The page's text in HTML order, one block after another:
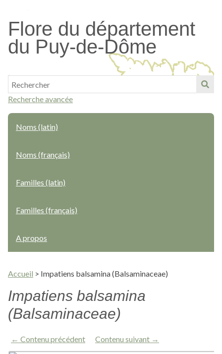
contenu
principal
Flore du département
du Puy-de-Dôme
Recherche avancée
Noms (latin)
Noms (français)
Familles (latin)
Familles (français)
A propos
Accueil > Impatiens balsamina (Balsaminaceae)
Impatiens balsamina
(Balsaminaceae)
← Contenu précédent Contenu suivant →